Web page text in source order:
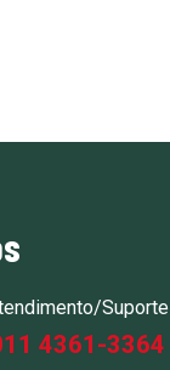
Suporte
4361-3364